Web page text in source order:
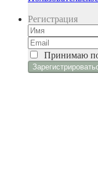
Регистрация
Принимаю